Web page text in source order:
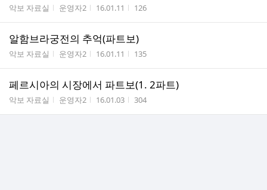
게시판명
악보 자료실 작성자
운영자2 작성시간
16.01.11 조회수
126
알함브라궁전의 추억(파트보)
게시판명
악보 자료실 작성자
운영자2 작성시간
16.01.11 조회수
135
페르시아의 시장에서 파트보(1. 2파트)
게시판명
악보 자료실 작성자
운영자2 작성시간
16.01.03 조회수
304